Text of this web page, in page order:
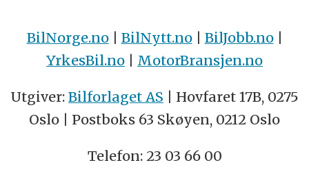
BilNorge.no| BilNytt.no| BilJobb.no|
YrkesBil.no | MotorBransjen.no
Utgiver: Bilforlaget AS | Hovfaret 17B, 0275
Oslo | Postboks 63 Skøyen, 0212 Oslo
Telefon: 23 03 66 00